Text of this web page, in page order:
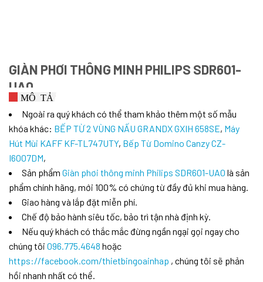
GIÀN PHƠI THÔNG MINH PHILIPS SDR601-
UA0
MÔ TẢ
PHẨM
Một chiếc
giàn phơi
thông minh
sẽ đem lại
những lợi
ích gì cho
gia đình
của bạn?
phẩm được
thiết kế vô
cùng phù
hợp với
những căn
nhà có
không gian
Ngoài ra quý khách có thể tham khảo thêm một số mẫu
khóa khác: BẾP TỪ 2 VÙNG NẤU GRANDX GXIH 658SE, Máy
Hút Mùi KAFF KF-TL747UTY, Bếp Từ Domino Canzy CZ-
I6007DM,
Sản phẩm Giàn phơi thông minh Philips SDR601-UA0 là sản
phẩm chính hãng, mới 100% có chứng từ đầy đủ khi mua hàng.
Giao hàng và lắp đặt miễn phí.
Chế độ bảo hành siêu tốc, bảo trì tận nhà định kỳ.
Nếu quý khách có thắc mắc đừng ngần ngại gọi ngay cho
chúng tôi 096.775.4648 hoặc
https://facebook.com/thietbingoainhap , chúng tôi sẽ phản
hồi nhanh nhất có thể.